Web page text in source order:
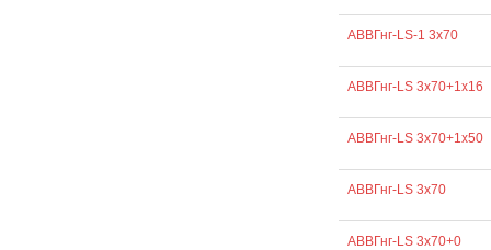
АВВГнг-LS-1 3х70
АВВГнг-LS 3х70+1х16
АВВГнг-LS 3х70+1х50
АВВГнг-LS 3х70
АВВГнг-LS 3х70+0